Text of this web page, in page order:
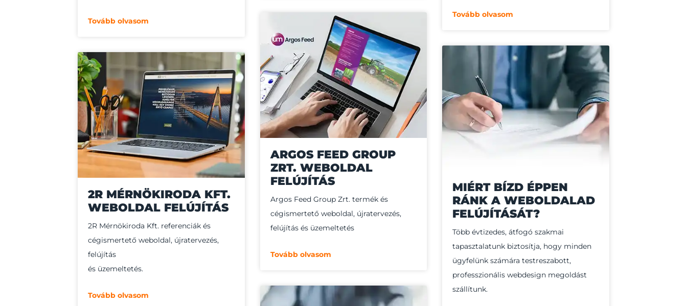
Tovább olvasom
Tovább olvasom
2R MÉRNÖKIRODA KFT.
WEBOLDAL FELÚJÍTÁS
2R Mérnökiroda Kft. referenciák és
cégismertető weboldal, újratervezés,
felújítás
és üzemeltetés.
Tovább olvasom
ARGOS FEED GROUP
ZRT. WEBOLDAL
FELÚJÍTÁS
Argos Feed Group Zrt. termék és
cégismertető weboldal, újratervezés,
felújítás és üzemeltetés​
Tovább olvasom
MIÉRT BÍZD ÉPPEN
RÁNK A WEBOLDALAD
FELÚJÍTÁSÁT?
Több évtizedes, átfogó szakmai
tapasztalatunk biztosítja, hogy minden
ügyfelünk számára testreszabott,
professzionális webdesign megoldást
szállítunk.